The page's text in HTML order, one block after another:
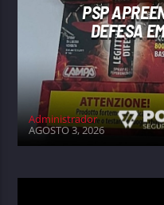
PSP
DEFESA
Administrador
AGOSTO 3, 2026